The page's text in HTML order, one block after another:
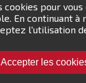
cookies pour
En continuant à
l'utilisation
Accepter les